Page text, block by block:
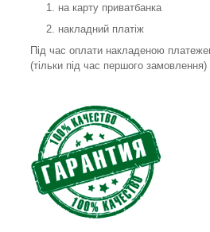
на карту приватбанка
накладний платіж
Під час оплати накладеною
(тільки під час першого замовлення)